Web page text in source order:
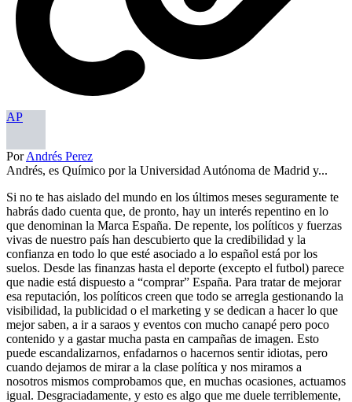
AP
PorAndrés Perez
Andrés, es Químico por la Universidad Autónoma de Madrid y...
Si no te has aislado del mundo en los últimos meses seguramente te
habrás dado cuenta que, de pronto, hay un interés repentino en lo
que denominan la Marca España. De repente, los políticos y fuerzas
vivas de nuestro país han descubierto que la credibilidad y la
confianza en todo lo que esté asociado a lo español está por los
suelos. Desde las finanzas hasta el deporte (excepto el futbol) parece
que nadie está dispuesto a “comprar” España. Para tratar de mejorar
esa reputación, los políticos creen que todo se arregla gestionando la
visibilidad, la publicidad o el marketing y se dedican a hacer lo que
mejor saben, a ir a saraos y eventos con mucho canapé pero poco
contenido y a gastar mucha pasta en campañas de imagen. Esto
puede escandalizarnos, enfadarnos o hacernos sentir idiotas, pero
cuando dejamos de mirar a la clase política y nos miramos a
nosotros mismos comprobamos que, en muchas ocasiones, actuamos
igual. Desgraciadamente, y esto es algo que me duele terriblemente,